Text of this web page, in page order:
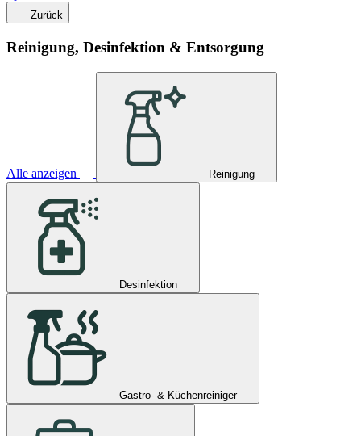
Zurück
Reinigung, Desinfektion & Entsorgung
Alle anzeigen Reinigung
Desinfektion
Gastro- & Küchenreiniger